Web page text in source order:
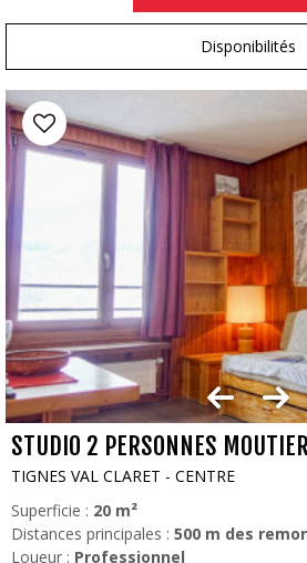
Disponibilités
STUDIO 2 PERSONNES
TIGNES VAL CLARET - CENTRE
Superficie : 20 m²
Distances principales : 500 m des
Loueur : Professionnel